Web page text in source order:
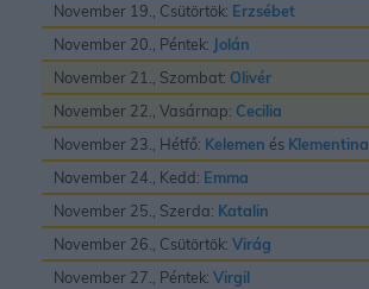
November 19., Csütörtök: Erzsébet
November 20., Péntek: Jolán
November 21., Szombat: Olivér
November 22., Vasárnap: Cecilia
November 23., Hétfő: Kelemen és Klementina
November 24., Kedd: Emma
November 25., Szerda: Katalin
November 26., Csütörtök: Virág
November 27., Péntek: Virgil